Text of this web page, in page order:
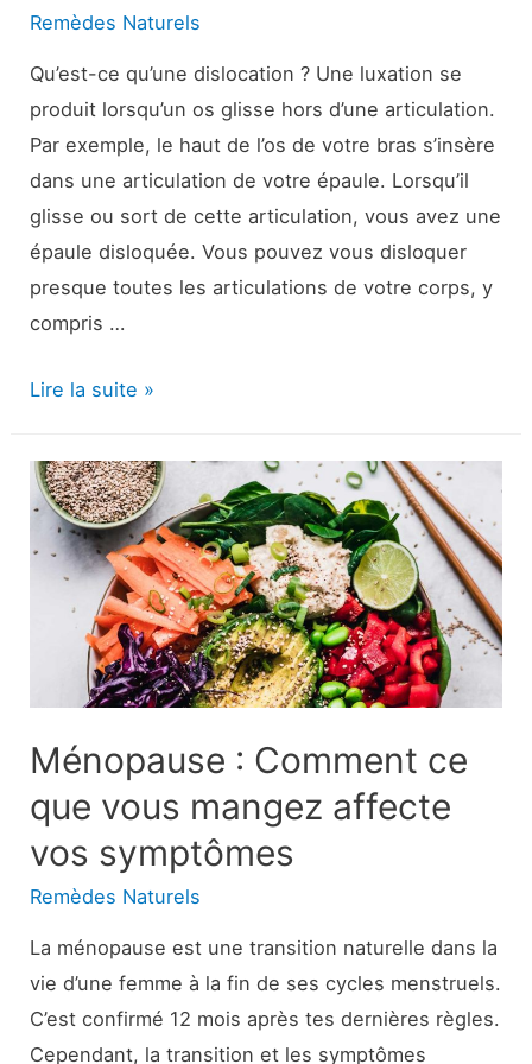
?
Remèdes Naturels
Qu’est-ce qu’une dislocation ? Une luxation se
produit lorsqu’un os glisse hors d’une articulation.
Par exemple, le haut de l’os de votre bras s’insère
dans une articulation de votre épaule. Lorsqu’il
glisse ou sort de cette articulation, vous avez une
épaule disloquée. Vous pouvez vous disloquer
presque toutes les articulations de votre corps, y
compris …
Dislocations
Causes,
diagnostic
traitements
Lire la suite »
Ménopause : Comment ce
que vous mangez affecte
vos symptômes
Remèdes Naturels
La ménopause est une transition naturelle dans la
vie d’une femme à la fin de ses cycles menstruels.
C’est confirmé 12 mois après tes dernières règles.
Cependant, la transition et les symptômes